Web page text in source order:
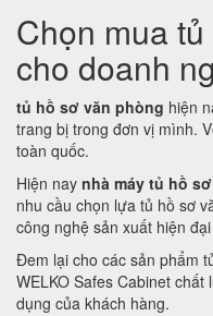
Chọn mua
cho doanh
tủ hồ sơ văn phòng hiện
trang bị trong đơn vị mình.
toàn quốc.
Hiện nay nhà máy tủ hồ
nhu cầu chọn lựa tủ hồ sơ
công nghệ sản xuất hiện
Đem lại cho các sản phẩm
WELKO Safes Cabinet
dụng của khách hàng.